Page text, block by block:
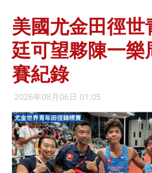
美國尤金田徑世
廷可望夥陳一樂
賽紀錄
2026年08月06日 01:05